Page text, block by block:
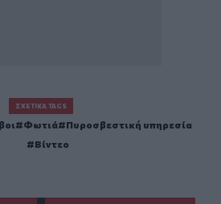
ΣΧΕΤΙΚΆ TAGS
Φωτιά
Πυροσβεστική υπηρεσία
Βίντεο